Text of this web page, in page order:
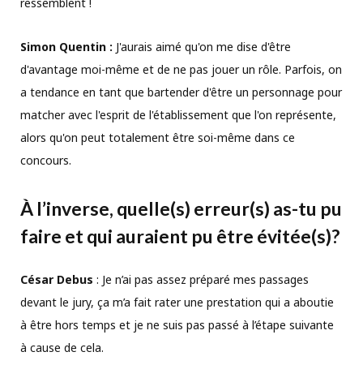
ressemblent !
Simon Quentin : J'aurais aimé qu'on me dise d'être
d'avantage moi-même et de ne pas jouer un rôle. Parfois, on
a tendance en tant que bartender d'être un personnage pour
matcher avec l'esprit de l'établissement que l'on représente,
alors qu'on peut totalement être soi-même dans ce
concours.
À l’inverse, quelle(s) erreur(s) as-tu pu
faire et qui auraient pu être évitée(s)?
César Debus : Je n’ai pas assez préparé mes passages
devant le jury, ça m’a fait rater une prestation qui a aboutie
à être hors temps et je ne suis pas passé à l’étape suivante
à cause de cela.